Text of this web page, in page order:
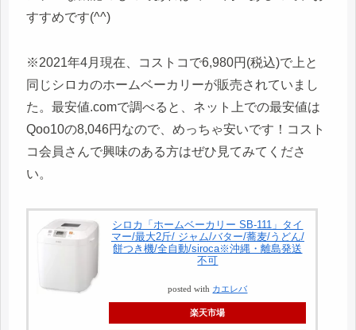
すすめです(^^)
※2021年4月現在、コストコで6,980円(税込)で上と
同じシロカのホームベーカリーが販売されていまし
た。最安値.comで調べると、ネット上での最安値は
Qoo10の8,046円なので、めっちゃ安いです！コスト
コ会員さんで興味のある方はぜひ見てみてくださ
い。
シロカ「ホームベーカリー SB-111」タイ
マー/最大2斤/ ジャム/バター/蕎麦/うどん/
餅つき機/全自動/siroca※沖縄・離島発送
不可
posted with カエレバ
楽天市場